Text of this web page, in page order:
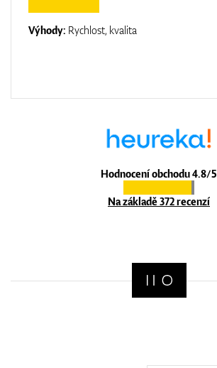
Hodnocení obchodu 4.8/5
Na základě 372 recenzí
Výhody: Rychlost, kvalita